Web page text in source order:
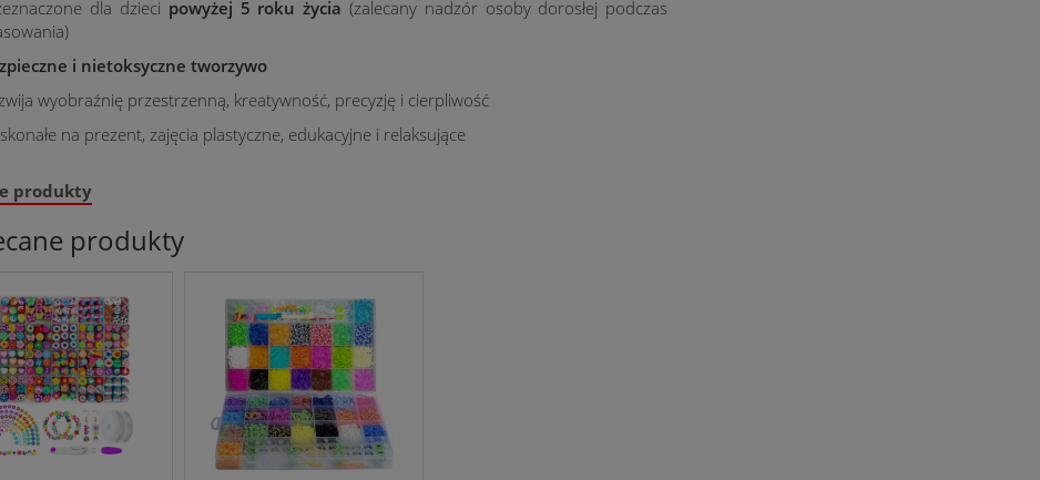
dla dzieci powyżej 5 roku życia (zalecany nadzór osoby dorosłej podczas
i nietoksyczne tworzywo
wyobraźnię przestrzenną, kreatywność, precyzję i cierpliwość
na prezent, zajęcia plastyczne, edukacyjne i relaksujące
produkty
produkty